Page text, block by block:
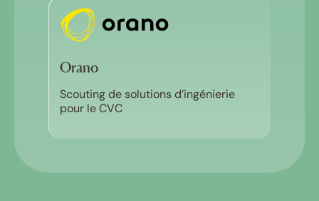
Orano
Scouting de solutions d’ingénierie
pour le CVC